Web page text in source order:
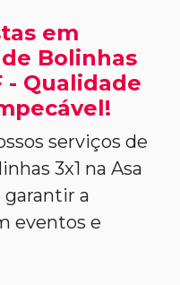
em
Bolinhas
- Qualidade
serviços de
3x1 na Asa
garantir a
eventos e